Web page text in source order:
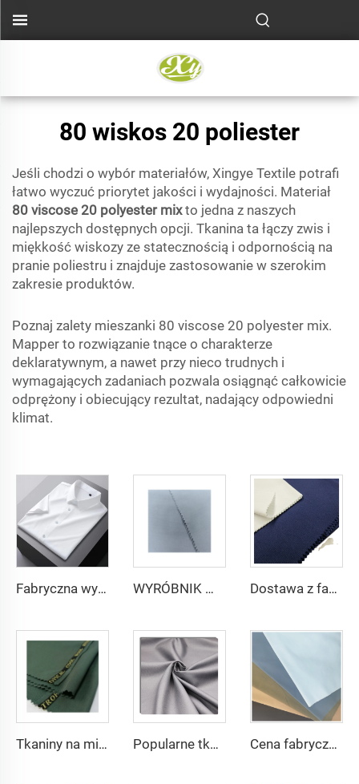
80 wiskos 20 poliester
Jeśli chodzi o wybór materiałów, Xingye Textile potrafi
łatwo wyczuć priorytet jakości i wydajności. Materiał
80 viscose 20 polyester mixto jedna z naszych
najlepszych dostępnych opcji. Tkanina ta łączy zwis i
miękkość wiskozy ze statecznością i odpornością na
pranie poliestru i znajduje zastosowanie w szerokim
zakresie produktów.
Poznaj zalety mieszanki 80 viscose 20 polyester mix.
Mapper to rozwiązanie tnące o charakterze
deklaratywnym, a nawet przy nieco trudnych i
wymagających zadaniach pozwala osiągnąć całkowicie
odprężony i obiecujący rezultat, nadający odpowiedni
klimat.
Fabryczna wysoka jakość materiału TR twill jednolitego dla męskich szat ze Środkowego Wschodu, lekka waga WYRÓBNIK mikrofibrowej tkaniny dla mężczyzn z wirującego poliestru tkanina toyobo koszula arabski thobe Dostawa z fabryki 65% poliestru 35% bawełny na podszewkę dżinsów w kolorze jednolitym TC TWILL Farbowany materiał na kieszenie do odzieży roboczej
Tkaniny na miarę z poliestru i wiskosu z angielskim brzegiem Popularne tkaniny Thobe poliestrowe dla muzułmanów z Arabii i Bliskiego Wschodu Cena fabryczna TC 65/35 tkanina twillowa na spodnie, 65% poliestru i 35% bawełny, blend dla męskich chinosów, uniformów pielęgniarskich i tkanin roboczych